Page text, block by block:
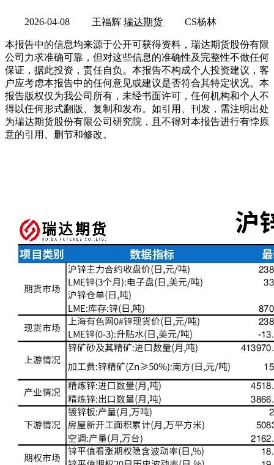
2026-04-08 王福辉 瑞达期货 CS杨林
本报告中的信息均来源于公开可获得资料，瑞达期货股份有限
公司力求准确可靠，但对这些信息的准确性及完整性不做任何
保证，据此投资，责任自负。本报告不构成个人投资建议，客
户应考虑本报告中的任何意见或建议是否符合其特定状况。本
报告版权仅为我公司所有，未经书面许可，任何机构和个人不
得以任何形式翻版、复制和发布。如引用、刊发，需注明出处
为瑞达期货股份有限公司研究院，且不得对本报告进行有悖原
意的引用、删节和修改。